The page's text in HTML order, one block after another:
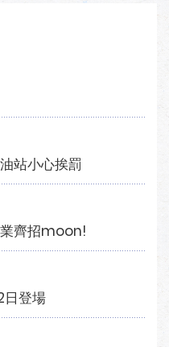
站小心挨罰
齊招moon!
日登場